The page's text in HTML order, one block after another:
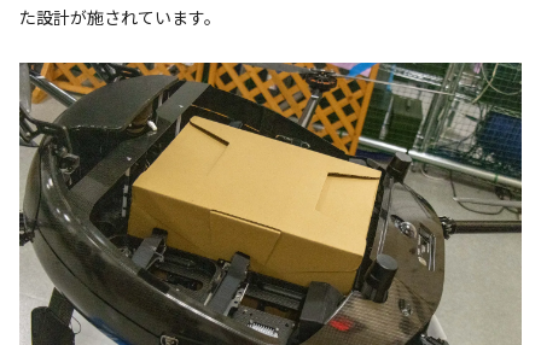
た設計が施されています。